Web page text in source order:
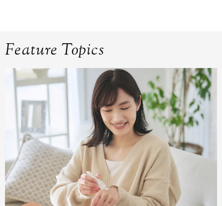
Feature Topics